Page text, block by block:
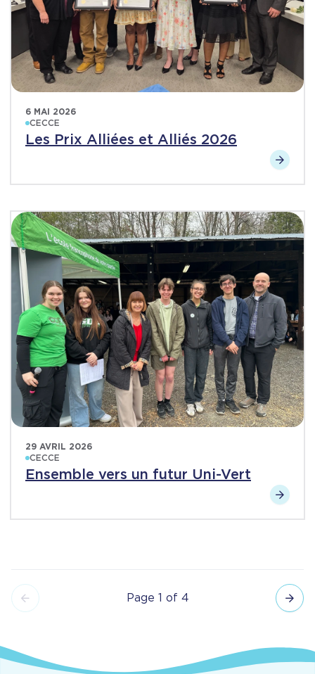
6 MAI 2026
CECCE
Les Prix Alliées et Alliés 2026
29 AVRIL 2026
CECCE
Ensemble vers un futur Uni-Vert
Pagination Page 1 of 4